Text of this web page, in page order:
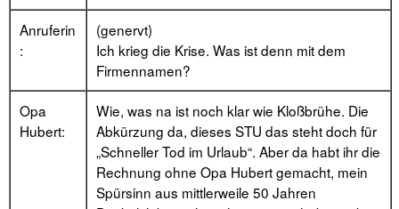
Anruferin
:
(genervt)
Ich krieg die Krise. Was ist denn mit dem
Firmennamen?
Opa
Hubert:
Wie, was na ist noch klar wie Kloßbrühe. Die
Abkürzung da, dieses STU das steht doch für
„Schneller Tod im Urlaub“. Aber da habt ihr die
Rechnung ohne Opa Hubert gemacht, mein
Spürsinn aus mittlerweile 50 Jahren